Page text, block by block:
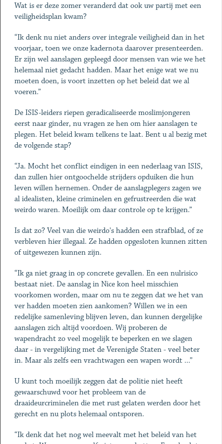
Wat is er deze zomer veranderd dat ook uw partij met een
veiligheidsplan kwam?
“Ik denk nu niet anders over integrale veiligheid dan in het
voorjaar, toen we onze kadernota daarover presenteerden.
Er zijn wel aanslagen gepleegd door mensen van wie we het
helemaal niet gedacht hadden. Maar het enige wat we nu
moeten doen, is voort inzetten op het beleid dat we al
voeren.”
De ISIS-leiders riepen geradicaliseerde moslimjongeren
eerst naar ginder, nu vragen ze hen om hier aanslagen te
plegen. Het beleid kwam telkens te laat. Bent u al ­bezig met
de volgende stap?
“Ja. Mocht het conflict eindigen in een nederlaag van ISIS,
dan zullen hier ontgoochelde strijders opduiken die hun
leven willen hernemen. Onder de aanslagplegers zagen we
al idealisten, kleine criminelen en gefrustreerden die wat
weirdo waren. Moeilijk om daar controle op te krijgen.”
Is dat zo? Veel van die weirdo's hadden een strafblad, of ze
ver­bleven hier illegaal. Ze hadden ­opgesloten kunnen zitten
of uit­gewezen kunnen zijn.
“Ik ga niet graag in op concrete gevallen. En een nulrisico
bestaat niet. De aanslag in Nice kon heel misschien
voorkomen worden, maar om nu te zeggen dat we het van
ver hadden moeten zien aankomen? Willen we in een
redelijke samenleving blijven leven, dan kunnen dergelijke
aanslagen zich altijd voordoen. Wij proberen de
wapendracht zo veel mogelijk te beperken en we slagen
daar - in vergelijking met de Verenigde Staten - veel beter
in. Maar als zelfs een vracht­wagen een wapen wordt ...”
U kunt toch moeilijk zeggen dat de politie niet heeft
gewaarschuwd voor het probleem van de
draaideurcriminelen die met rust gelaten werden door het
gerecht en nu plots helemaal ontsporen.
“Ik denk dat het nog wel meevalt met het beleid van het